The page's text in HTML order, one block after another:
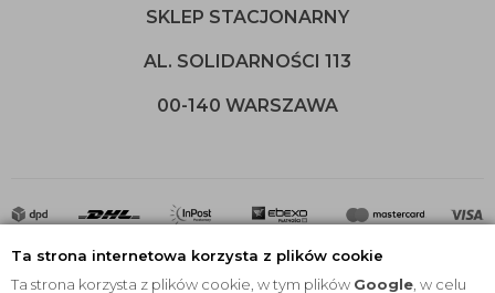
Ta strona internetowa korzysta z plików cookie
Ta strona korzysta z plików cookie, w tym plików Google , w celu
SKLEP STACJONARNY
AL. SOLIDARNOŚCI 113
00-140 WARSZAWA